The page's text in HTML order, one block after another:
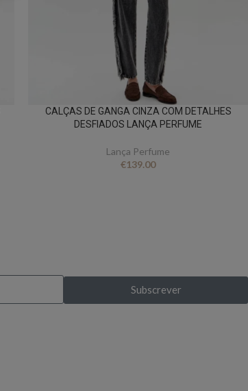
CALÇAS DE GANGA CINZA COM DETALHES
DESFIADOS LANÇA PERFUME
Lança Perfume
€139.00
Subscrever